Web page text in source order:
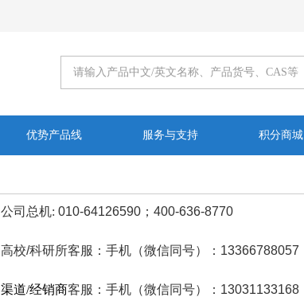
优势产品线 服务与支持 积分商城
公司总机: 010-64126590；400-636-8770
高校/科研所客服： 手机（微信同号）：13366788057
渠道/经销商客服 ：手机（微信同号）：13031133168